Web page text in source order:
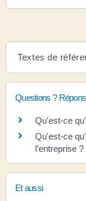
Textes de
Questions ?
Qu'est-ce
Qu'est-ce
l'entreprise ?
Et aussi